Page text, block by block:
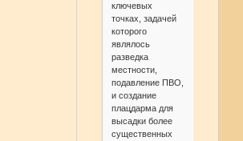
ключевых
точках, задачей
которого
являлось
разведка
местности,
подавление ПВО,
и создание
плацдарма для
высадки более
существенных